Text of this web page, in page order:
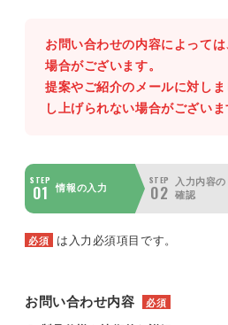
お問い合わせの内容によって
場合がございます。
提案やご紹介のメールに対し
し上げられない場合がございま
STEP
01 情報の入力
STEP
02
入力内容の
確認
必須 は入力必須項目です。
お問い合わせ内容 必須